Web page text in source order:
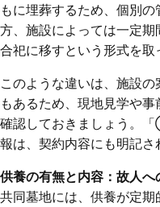
もに埋葬するため、個別
方、施設によっては一定
合祀に移すという形式を取
このような違いは、施設
もあるため、現地見学や
確認しておきましょう。
報は、契約内容にも明記さ
供養の有無と内容：故人
共同墓地には、供養が定